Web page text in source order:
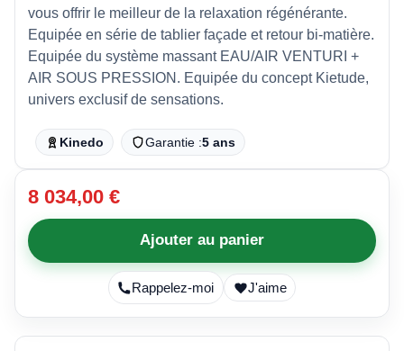
vous offrir le meilleur de la relaxation régénérante.
Equipée en série de tablier façade et retour bi-matière.
Equipée du système massant EAU/AIR VENTURI +
AIR SOUS PRESSION. Equipée du concept Kietude,
univers exclusif de sensations.
Kinedo Garantie :5 ans
8 034,00 €
Ajouter au panier
Rappelez-moi J'aime